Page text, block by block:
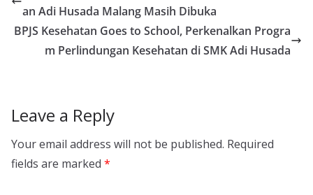
an Adi Husada Malang Masih Dibuka
BPJS Kesehatan Goes to School, Perkenalkan Progra
m Perlindungan Kesehatan di SMK Adi Husada
Leave a Reply
Your email address will not be published. Required
fields are marked *